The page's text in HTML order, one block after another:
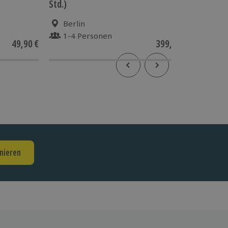
49,90 €
Std.)
Berlin
1-4 Personen
399,90 €